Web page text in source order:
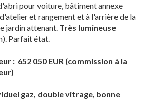
pour voiture, bâtiment annexe
et rangement et à l'arrière de la
jardin attenant. Très lumineuse
Parfait état.
: 652 050 EUR (commission à la
gaz, double vitrage, bonne